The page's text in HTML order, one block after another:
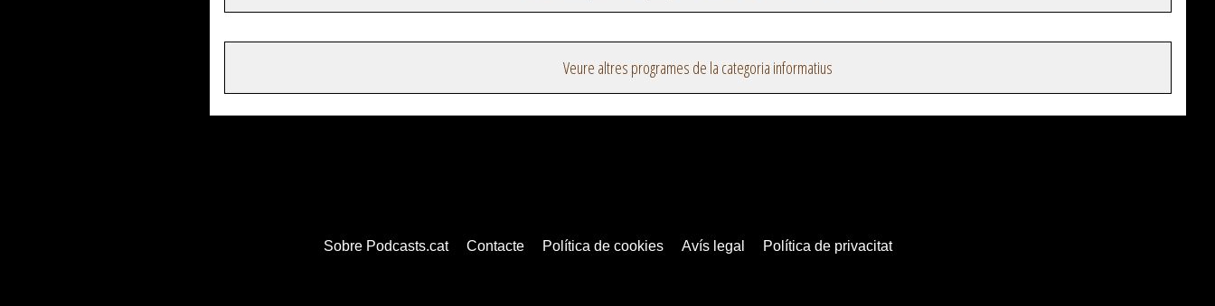
Veure altres programes de la categoria informatius
Sobre Podcasts.cat Contacte Política de cookies Avís legal Política de privacitat